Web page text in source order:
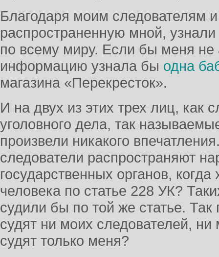
Благодаря моим следователям
распространенную мной,
по всему миру. Если бы меня не
информацию узнала бы одна
магазина «Перекресток».
И на двух из этих трех лиц, как
уголовного дела, так
произвели никакого
следователи распространяют
государственных органов, когда
человека по статье 228 УК?
судили бы по той же статье.
судят ни моих следователей, ни
судят только меня?